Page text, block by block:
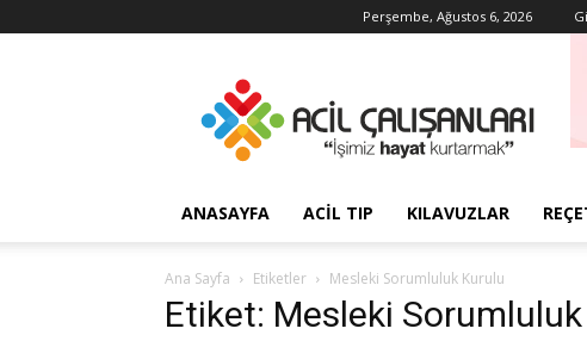
Perşembe, Ağustos 6, 2026
Çalışanları
ANASAYFA ACIL TIP KILAVUZLAR
Ana Sayfa Etiketler Mesleki Sorumluluk Kurulu
Etiket: Mesleki